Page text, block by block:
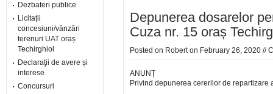
Dezbateri publice
Licitații
concesiuni/vânzări
terenuri UAT oraș
Techirghiol
Declaraţii de avere și
interese
Concursuri
Depunerea dosarelor
Cuza nr. 15 oraș
Posted on Roberton February 26, 2020 //
ANUNȚ
Privind depunerea cererilor de repartizare